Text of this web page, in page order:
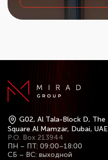
G02, Al Tala-Block D, The
Square Al Mamzar, Dubai, UAE
P.O. Box 213944
ПН – ПТ: 09:00–18:00
СБ – ВС: выходной